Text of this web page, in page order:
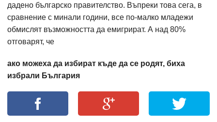
дадено българско правителство. Въпреки това сега, в
сравнение с минали години, все по-малко младежи
обмислят възможността да емигрират. А над 80%
отговарят, че
ако можеха да избират къде да се родят, биха
избрали България